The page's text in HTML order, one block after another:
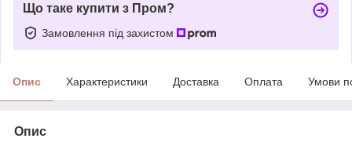
Що таке купити з Пром?
Замовлення під захистом
Опис Характеристики Доставка Оплата Умови
Опис